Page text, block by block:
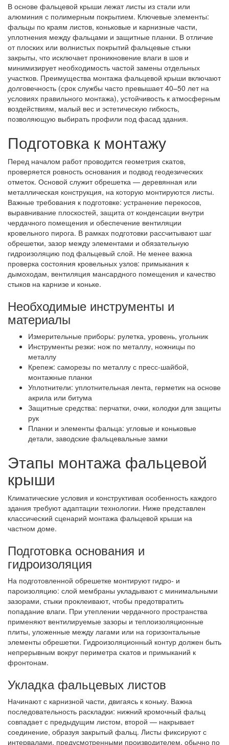
В основе фальцевой крыши лежат листы из стали или
алюминия с полимерным покрытием. Ключевые элементы:
фальцы по краям листов, коньковые и карнизные части,
уплотнения между фальцами и защитные планки. В отличие
от плоских или волнистых покрытий фальцевые стыки
закрыты, что исключает проникновение влаги в шов и
минимизирует необходимость частой замены отдельных
участков. Преимущества монтажа фальцевой крыши включают
долговечность (срок службы часто превышает 40–50 лет на
условиях правильного монтажа), устойчивость к атмосферным
воздействиям, малый вес и эстетическую гибкость,
позволяющую выбирать профили под фасад здания.
Подготовка к монтажу
Перед началом работ проводится геометрия скатов,
проверяется ровность основания и подвод геодезических
отметок. Основой служит обрешетка — деревянная или
металлическая конструкция, на которую монтируются листы.
Важные требования к подготовке: устранение перекосов,
выравнивание плоскостей, защита от конденсации внутри
чердачного помещения и обеспечение вентиляции
кровельного пирога. В рамках подготовки рассчитывают шаг
обрешетки, зазор между элементами и обязательную
гидроизоляцию под фальцевый слой. Не менее важна
проверка состояния кровельных узлов: примыкания к
дымоходам, вентиляция мансардного помещения и качество
стыков на карнизе и коньке.
Необходимые инструменты и
материалы
Измерительные приборы: рулетка, уровень, угольник
Инструменты резки: нож по металлу, ножницы по
металлу
Крепеж: саморезы по металлу с пресс-шайбой,
монтажные планки
Уплотнители: уплотнительная лента, герметик на основе
акрила или битума
Защитные средства: перчатки, очки, колодки для защиты
рук
Планки и элементы фальца: угловые и коньковые
детали, заводские фальцевальные замки
Этапы монтажа фальцевой
крыши
Климатические условия и конструктивая особенность каждого
здания требуют адаптации технологии. Ниже представлен
классический сценарий монтажа фальцевой крыши на
частном доме.
Подготовка основания и
гидроизоляция
На подготовленной обрешетке монтируют гидро- и
пароизоляцию: слой мембраны укладывают с минимальными
зазорами, стыки проклеивают, чтобы предотвратить
попадание влаги. При утеплении чердачного пространства
применяют вентилируемые зазоры и теплоизоляционные
плиты, уложенные между лагами или на горизонтальные
элементы обрешетки. Гидроизоляционный контур должен быть
непрерывным вокруг периметра скатов и примыканий к
фронтонам.
Укладка фальцевых листов
Начинают с карнизной части, двигаясь к коньку. Важна
последовательность раскладки: нижний кромочный фальц
совпадает с предыдущим листом, второй — накрывает
соединение, образуя закрытый фальц. Листы фиксируют с
интервалами, предусмотренными производителем, обычно по